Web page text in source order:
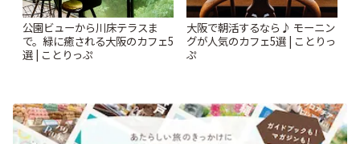
公園ビューから川床テラスま
で。緑に癒される大阪のカフェ5
選 | ことりっぷ
大阪で朝活するなら♪ モーニン
グが人気のカフェ5選 | ことりっ
ぷ